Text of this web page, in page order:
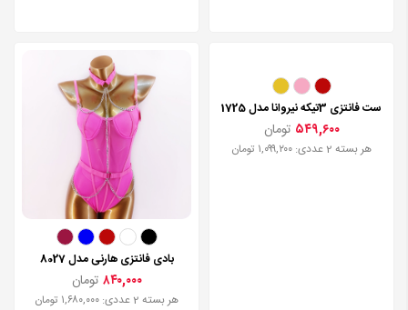
ست فانتزی 3تیکه نیروانا مدل 1725
۵۴۹,۶۰۰ تومان
هر بسته 2 عددی: ۱,۰۹۹,۲۰۰ تومان
بادی فانتزی هارنی مدل 8027
۸۴۰,۰۰۰ تومان
هر بسته 2 عددی: ۱,۶۸۰,۰۰۰ تومان